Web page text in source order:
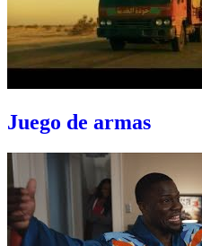
Juego de armas